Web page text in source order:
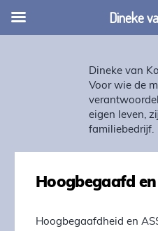
Dineke van
Voor wie de
eigen leven,
familiebedrijf.
Hoogbegaafd
Hoogbegaafdheid en
Dineke